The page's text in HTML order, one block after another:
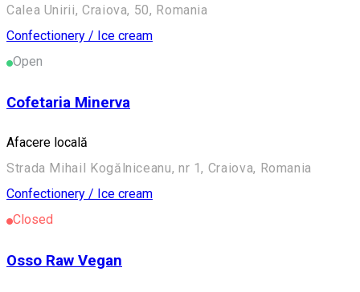
Calea Unirii, Craiova, 50, Romania
Confectionery / Ice cream
Open
Cofetaria Minerva
Afacere locală
Strada Mihail Kogălniceanu, nr 1, Craiova, Romania
Confectionery / Ice cream
Closed
Osso Raw Vegan